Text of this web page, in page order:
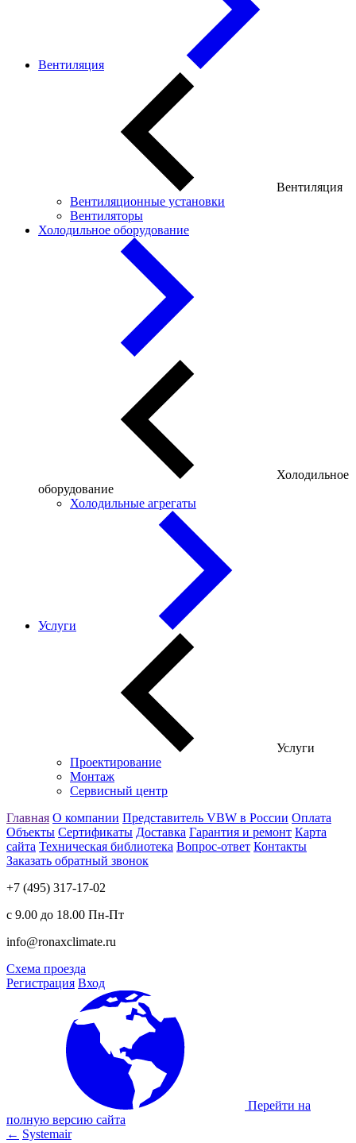
Вентиляция
Вентиляция
Вентиляционные установки
Вентиляторы
Холодильное оборудование
Холодильное
оборудование
Холодильные агрегаты
Услуги
Услуги
Проектирование
Монтаж
Сервисный центр
Главная О компании Представитель VBW в России Оплата
Объекты Сертификаты Доставка Гарантия и ремонт Карта
сайта Техническая библиотека Вопрос-ответ Контакты
Заказать обратный звонок
+7 (495) 317-17-02
с 9.00 до 18.00 Пн-Пт
info@ronaxclimate.ru
Схема проезда
Регистрация Вход
Перейти на
полную версию сайта
← Systemair